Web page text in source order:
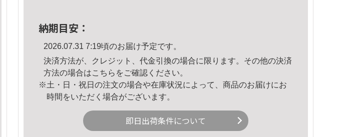
納期目安：
2026.07.31 7:19頃のお届け予定です。
決済方法が、クレジット、代金引換の場合に限ります。その他の決済
方法の場合はこちら をご確認ください。
※土・日・祝日の注文の場合や在庫状況によって、商品のお届けにお
時間をいただく場合がございます。
即日出荷条件について